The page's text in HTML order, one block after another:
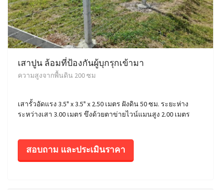
เสาปูน ล้อมที่ป้องกันผู้บุกรุกเข้ามา
ความสูงจากพื้นดิน 200 ซม
เสารั้วอัดแรง 3.5" x 3.5" x 2.50 เมตร ฝังดิน 50 ซม. ระยะห่าง
ระหว่างเสา 3.00 เมตร ขึงด้วยตาข่ายไวน์แมนสูง 2.00 เมตร
สอบถาม และประเมินราคา